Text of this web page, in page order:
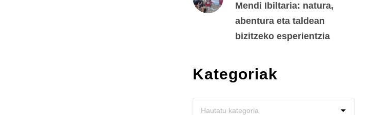
Mendi Ibiltaria: natura,
abentura eta taldean
bizitzeko esperientzia
Kategoriak